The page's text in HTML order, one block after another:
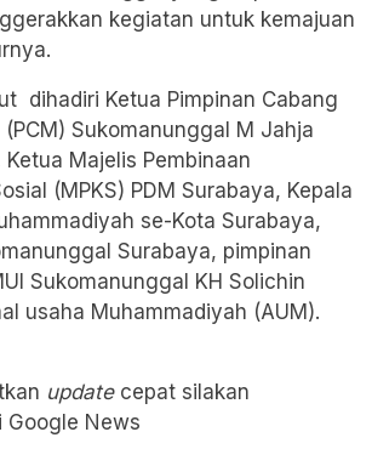
kegiatan untuk kemajuan
dihadiri Ketua Pimpinan Cabang
Sukomanunggal M Jahja
Ketua Majelis Pembinaan
(MPKS) PDM Surabaya, Kepala
se-Kota Surabaya,
Surabaya, pimpinan
Sukomanunggal KH Solichin
usaha Muhammadiyah (AUM).
updatecepat silakan
Google News